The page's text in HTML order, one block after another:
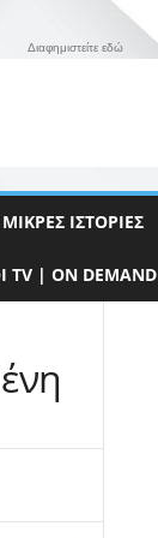
Διαφημιστείτε εδώ
ΜΙΚΡΈΣ ΙΣΤΟΡΊΕΣ
TV | ON DEMAND